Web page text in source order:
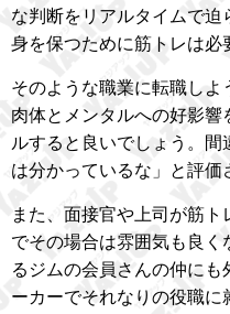
な判断をリアルタイムで
身を保つために筋トレは必
そのような職業に転職しよ
肉体とメンタルへの好影
ルすると良いでしょう。間
は分かっているな」と評価
また、面接官や上司が筋
でその場合は雰囲気も良
るジムの会員さんの仲にも
ーカーでそれなりの役職